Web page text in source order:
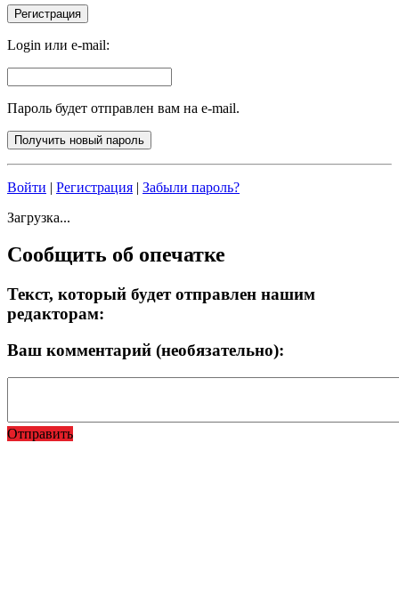
Login или e-mail:
Пароль будет отправлен вам на e-mail.
Войти | Регистрация | Забыли пароль?
Загрузка...
Сообщить об опечатке
Текст, который будет отправлен нашим
редакторам:
Ваш комментарий (необязательно):
Отправить